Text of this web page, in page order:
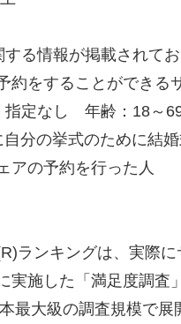
る情報が掲載されて
約をすることができる
定なし 年齢：18～
分の挙式のために結
アの予約を行った人
ランキングは、実際
実施した「満足度調査
最大級の調査規模で